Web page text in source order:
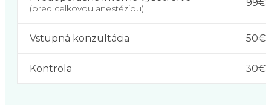
(pred celkovou anestéziou) 99€
Vstupná konzultácia 50€
Kontrola 30€